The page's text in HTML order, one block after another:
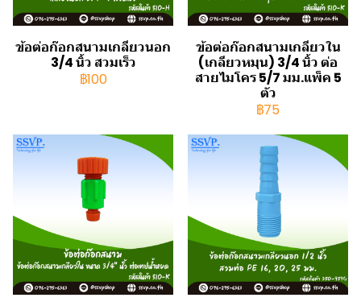
ข้อต่อก๊อกสนามเกลียวนอก
3/4 นิ้ว สวมเร็ว
฿100
ข้อต่อก๊อกสนามเกลียวใน
(เกลียวหมุน) 3/4 นิ้ว ต่อ
สายไมโคร 5/7 มม.แพ็ค 5
ตัว
฿75